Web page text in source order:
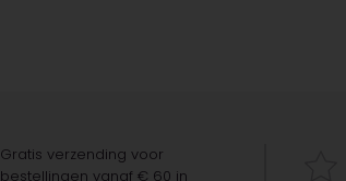
Gratis verzending voor
bestellingen vanaf € 60 in